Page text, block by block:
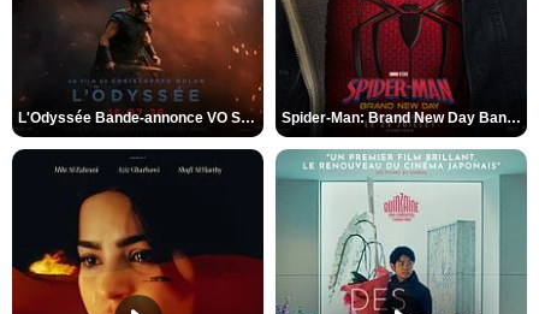
L'Odyssée Bande-annonce VO STFR Spider-Man: Brand New Day Bande-annonce VO STFR